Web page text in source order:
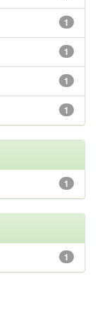
1
1
1
1
1
1